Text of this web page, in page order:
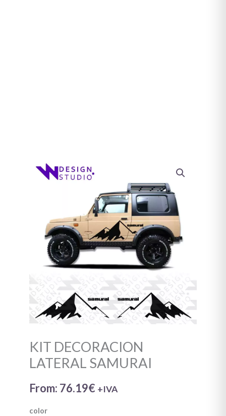
KIT DECORACION
LATERAL SAMURAI
From: 76.19€ +IVA
color
DECORACION
cantidad